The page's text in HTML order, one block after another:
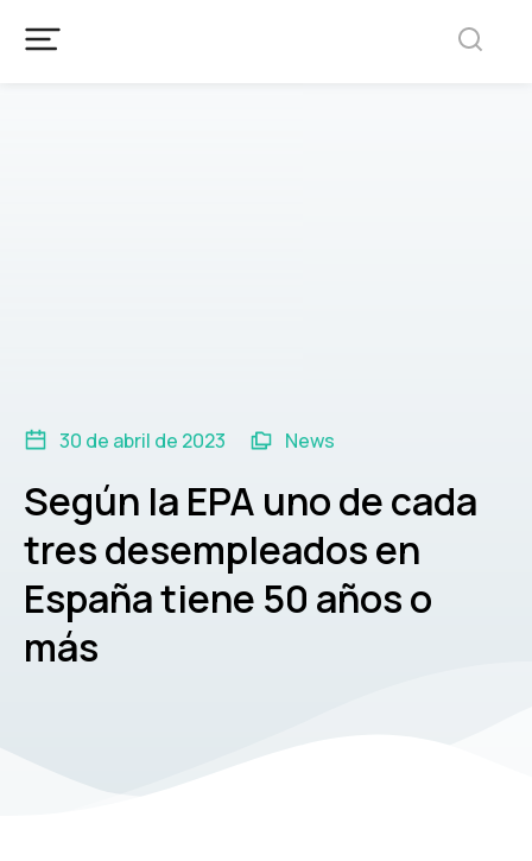
30 de abril de 2023 News
Según la EPA uno de cada
tres desempleados en
España tiene 50 años o
más